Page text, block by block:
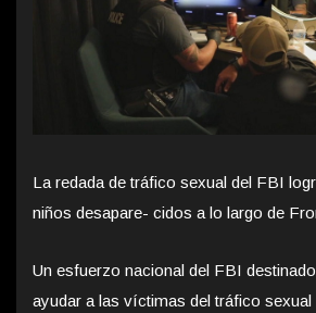
La redada de tráfico sexual del FBI
niños desapare- cidos a lo largo de
Un esfuerzo nacional del FBI
ayudar a las víctimas del tráfico sexual